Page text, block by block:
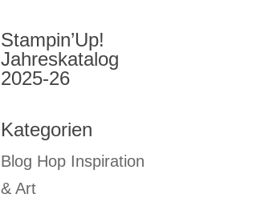
Stampin’Up!
Jahreskatalog
2025-26
Kategorien
Blog Hop Inspiration
& Art